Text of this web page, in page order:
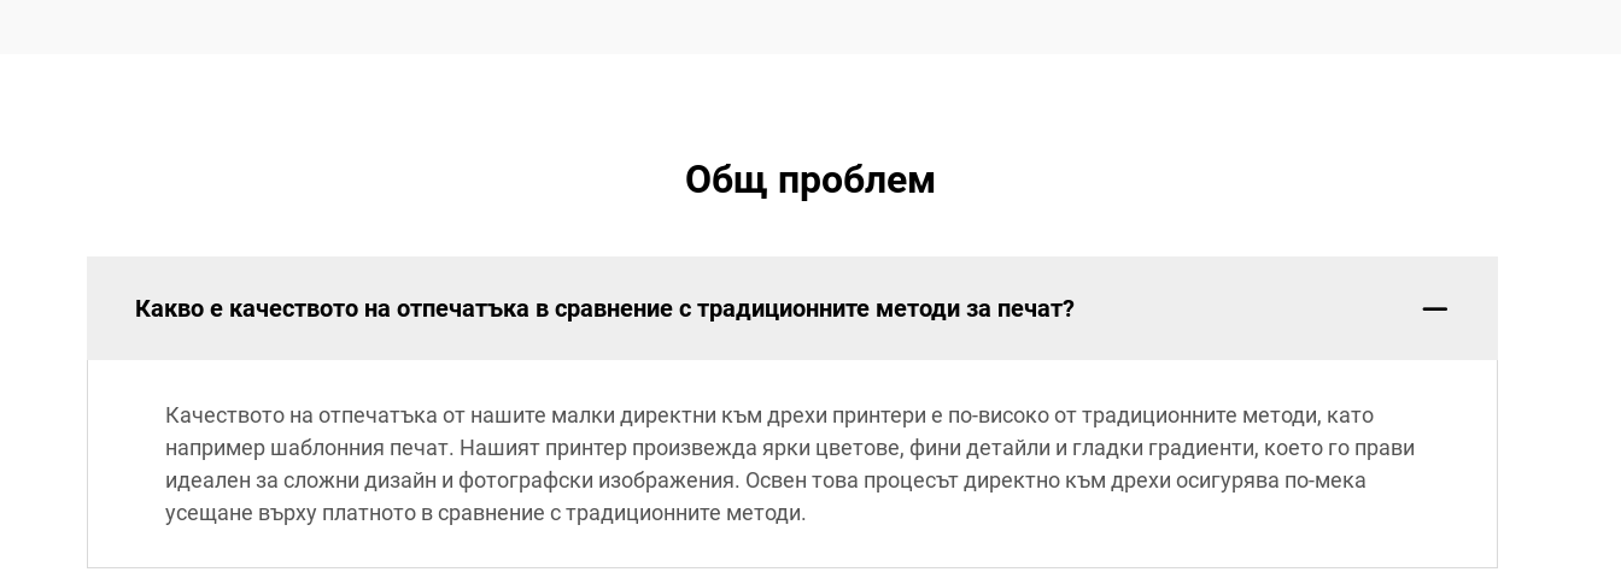
Общ проблем
Какво е качеството на отпечатъка в сравнение с традиционните методи за печат?
Качеството на отпечатъка от нашите малки директни към дрехи принтери е по-високо от традиционните методи, като
например шаблонния печат. Нашият принтер произвежда ярки цветове, фини детайли и гладки градиенти, което го прави
идеален за сложни дизайн и фотографски изображения. Освен това процесът директно към дрехи осигурява по-мека
усещане върху платното в сравнение с традиционните методи.